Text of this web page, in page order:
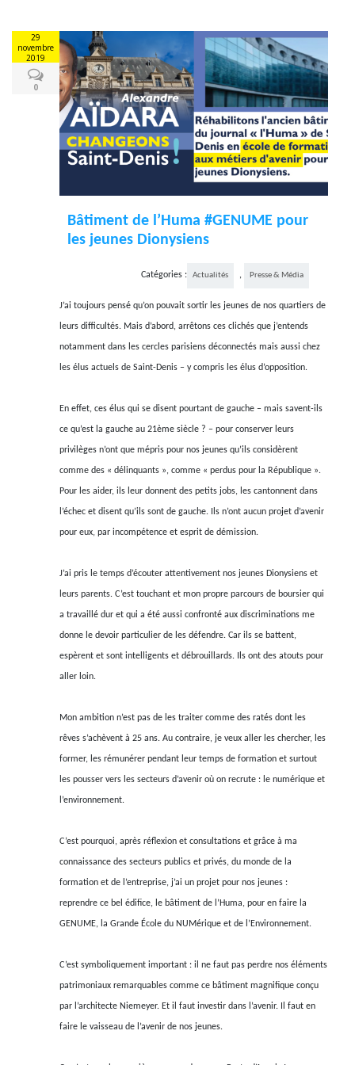
29
novembre
2019
0
Bâtiment de l’Huma #GENUME pour
les jeunes Dionysiens
Catégories : Actualités , Presse & Média
J’ai toujours pensé qu’on pouvait sortir les jeunes de nos quartiers de
leurs difficultés. Mais d’abord, arrêtons ces clichés que j’entends
notamment dans les cercles parisiens déconnectés mais aussi chez
les élus actuels de Saint-Denis – y compris les élus d’opposition.
En effet, ces élus qui se disent pourtant de gauche – mais savent-ils
ce qu’est la gauche au 21ème siècle ? – pour conserver leurs
privilèges n’ont que mépris pour nos jeunes qu’ils considèrent
comme des « délinquants », comme « perdus pour la République ».
Pour les aider, ils leur donnent des petits jobs, les cantonnent dans
l’échec et disent qu’ils sont de gauche. Ils n’ont aucun projet d’avenir
pour eux, par incompétence et esprit de démission.
J’ai pris le temps d’écouter attentivement nos jeunes Dionysiens et
leurs parents. C’est touchant et mon propre parcours de boursier qui
a travaillé dur et qui a été aussi confronté aux discriminations me
donne le devoir particulier de les défendre. Car ils se battent,
espèrent et sont intelligents et débrouillards. Ils ont des atouts pour
aller loin.
Mon ambition n’est pas de les traiter comme des ratés dont les
rêves s’achèvent à 25 ans. Au contraire, je veux aller les chercher, les
former, les rémunérer pendant leur temps de formation et surtout
les pousser vers les secteurs d’avenir où on recrute : le numérique et
l’environnement.
C’est pourquoi, après réflexion et consultations et grâce à ma
connaissance des secteurs publics et privés, du monde de la
formation et de l’entreprise, j’ai un projet pour nos jeunes :
reprendre ce bel édifice, le bâtiment de l’Huma, pour en faire la
GENUME, la Grande École du NUMérique et de l’Environnement.
C’est symboliquement important : il ne faut pas perdre nos éléments
patrimoniaux remarquables comme ce bâtiment magnifique conçu
par l’architecte Niemeyer. Et il faut investir dans l’avenir. Il faut en
faire le vaisseau de l’avenir de nos jeunes.